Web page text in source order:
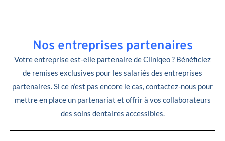
Nos entreprises partenaires
Votre entreprise est-elle partenaire de Cliniqeo ? Bénéficiez
de remises exclusives pour les salariés des entreprises
partenaires. Si ce n’est pas encore le cas, contactez-nous pour
mettre en place un partenariat et offrir à vos collaborateurs
des soins dentaires accessibles.